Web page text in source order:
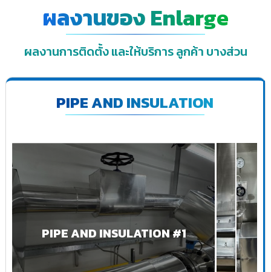
ผลงานของ Enlarge
ผลงานการติดตั้ง และให้บริการ ลูกค้า บางส่วน
PIPE AND INSULATION
PIPE AND INSULATION #1